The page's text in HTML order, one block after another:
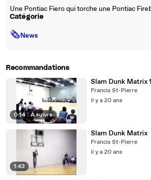
Une Pontiac Fiero qui torche une Pontiac
Catégorie
🗞News
Recommandations
0:14 À suivre
Slam Dunk Matrix
Francis St-Pierre
il y a 20 ans
1:43
Slam Dunk Matrix
Francis St-Pierre
il y a 20 ans